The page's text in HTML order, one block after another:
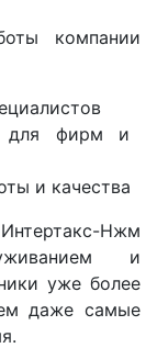
компании
для фирм и
и качества
Нжм
и
уже более
даже самые